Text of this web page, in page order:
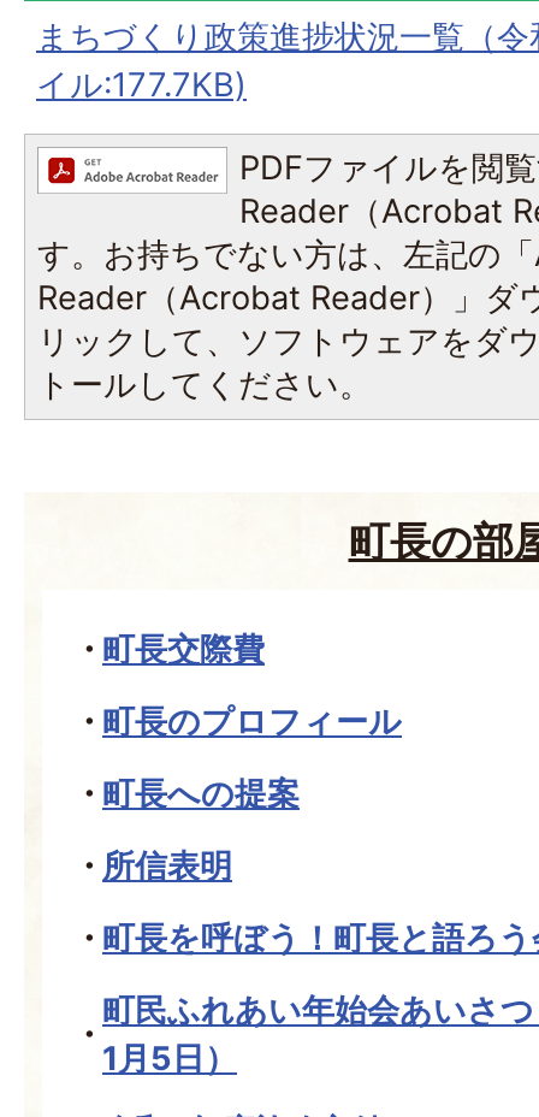
まちづくり政策進捗状況一覧（
イル:177.7KB)
PDFファイルを閲
Reader（Acrobat
す。お持ちでない方は、左記の
Reader（Acrobat Reader）」ダ
リックして、ソフトウェアをダ
トールしてください。
町長の部
町長交際費
町長のプロフィール
町長への提案
所信表明
町長を呼ぼう！町長と語ろう
町民ふれあい年始会あいさ
1月5日）